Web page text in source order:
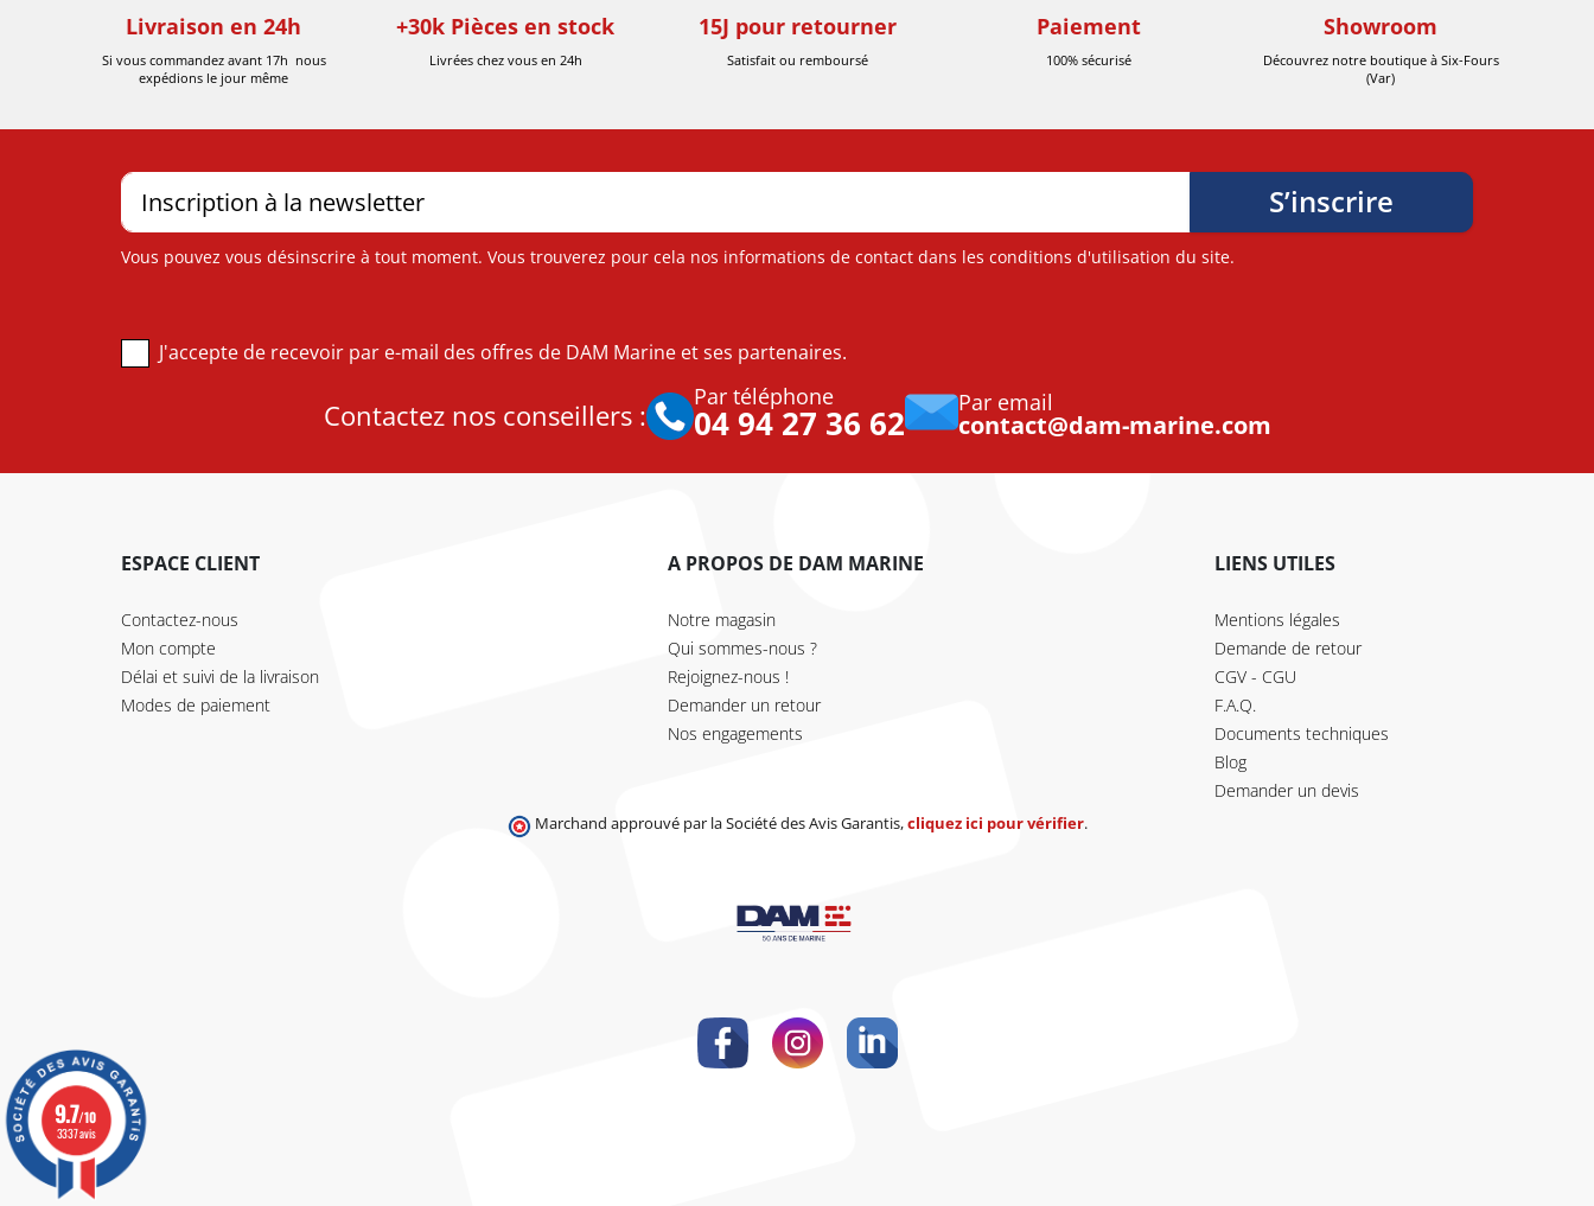
Livraison en 24h
Si vous commandez avant 17h nous
expédions le jour même
+30k Pièces en stock
Livrées chez vous en 24h
15J pour retourner
Satisfait ou remboursé
Paiement
100% sécurisé
Showroom
Découvrez notre boutique à Six-Fours
(Var)
Vous pouvez vous désinscrire à tout moment. Vous trouverez pour cela nos informations de contact dans les conditions d'utilisation du site.
J'accepte de recevoir par e-mail des offres de DAM Marine et ses partenaires.
Contactez nos conseillers :
Par téléphone
04 94 27 36 62 Par email
contact@dam-marine.com
ESPACE CLIENT
Contactez-nous
Mon compte
Délai et suivi de la livraison
Modes de paiement
A PROPOS DE DAM MARINE
Notre magasin
Qui sommes-nous ?
Rejoignez-nous !
Demander un retour
Nos engagements
LIENS UTILES
Mentions légales
Demande de retour
CGV - CGU
F.A.Q.
Documents techniques
Blog
Demander un devis
Marchand approuvé par la Société des Avis Garantis,cliquez ici pour vérifier.
9.7/10
3337 avis